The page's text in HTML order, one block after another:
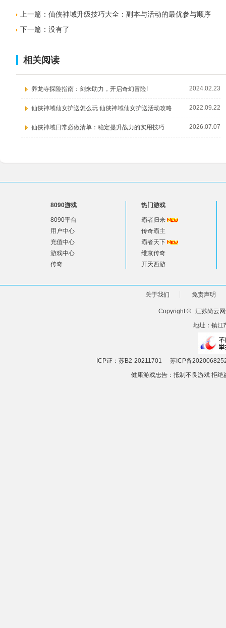
上一篇： 仙侠神域升级技巧大全：副本与活动的最优参与顺序
下一篇：没有了
相关阅读
养龙寺探险指南：剑来助力，开启奇幻冒险! 2024.02.23
仙侠神域仙女护送怎么玩 仙侠神域仙女护送活动攻略 2022.09.22
仙侠神域日常必做清单：稳定提升战力的实用技巧 2026.07.07
8090游戏
8090平台
用户中心
充值中心
游戏中心
传奇
热门游戏
霸者归来
传奇霸主
霸者天下
维京传奇
开天西游
关于我们 免责声明
Copyright © 江苏尚云
地址：镇江
ICP证：苏B2-20211701
苏ICP备
健康游戏忠告：抵制不良游戏 拒